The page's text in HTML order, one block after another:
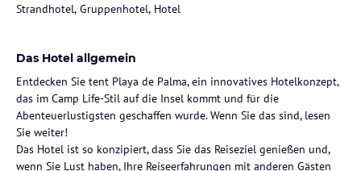
Strandhotel, Gruppenhotel, Hotel
Das Hotel allgemein
Entdecken Sie tent Playa de Palma, ein innovatives Hotelkonzept,
das im Camp Life-Stil auf die Insel kommt und für die
Abenteuerlustigsten geschaffen wurde. Wenn Sie das sind, lesen
Sie weiter!
Das Hotel ist so konzipiert, dass Sie das Reiseziel genießen und,
wenn Sie Lust haben, Ihre Reiseerfahrungen mit anderen Gästen